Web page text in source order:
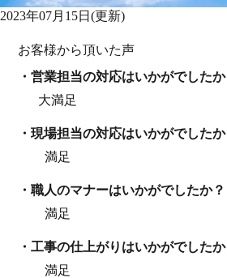
2023年07月15日(更新)
お客様から頂いた声
・営業担当の対応はいかがでしたか
大満足
・現場担当の対応はいかがでしたか
満足
・職⼈のマナーはいかがでしたか？
満足
・⼯事の仕上がりはいかがでしたか
満足